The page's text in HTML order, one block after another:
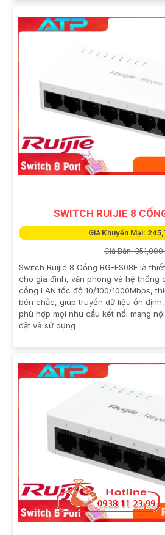
SWITCH RUIJIE 8
Giá Khuyến Mại:
Giá Bán: 351,000
Switch Ruijie 8 Cổng RG-ES08F là
cho gia đình, văn phòng và hệ thống
cổng LAN tốc độ 10/100/1000Mbps,
bền chắc, giúp truyền dữ liệu ổn
phù hợp mọi nhu cầu kết nối mạng
đặt và sử dụng